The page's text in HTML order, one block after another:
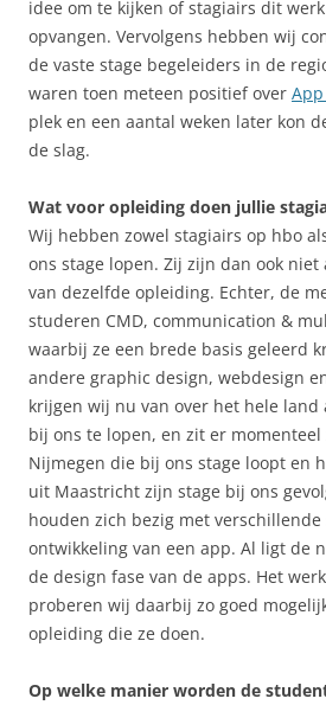
idee om te kijken of stagiairs dit
opvangen. Vervolgens hebben wij
de vaste stage begeleiders in de
waren toen meteen positief over
plek en een aantal weken later kon
de slag.
Wat voor opleiding doen jullie
Wij hebben zowel stagiairs op hbo
ons stage lopen. Zij zijn dan ook
van dezelfde opleiding. Echter, de
studeren CMD, communication &
waarbij ze een brede basis geleerd
andere graphic design, webdesign
krijgen wij nu van over het hele land
bij ons te lopen, en zit er
Nijmegen die bij ons stage loopt en
uit Maastricht zijn stage bij ons
houden zich bezig met verschillende
ontwikkeling van een app. Al ligt de
de design fase van de apps. Het
proberen wij daarbij zo goed
opleiding die ze doen.
Op welke manier worden de